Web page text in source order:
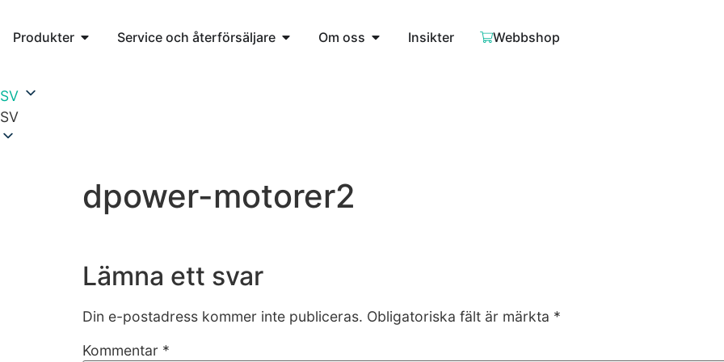
Produkter Service och återförsäljare Om oss Insikter Webbshop
SV
SV
dpower-motorer2
Lämna ett svar
Din e-postadress kommer inte publiceras. Obligatoriska fält är märkta *
Kommentar *